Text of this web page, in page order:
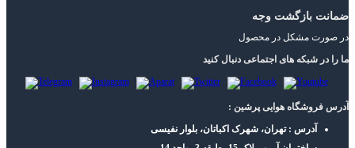
ضمانت بازگشت وجه
در صورت مشکل در محصول
ما را در شبکه های اجتماعی دنبال کنید
آدرس فروشگاه هوایی پرشین :
آدرس : تهران، شهرک اکباتان، بلوار نفیسی